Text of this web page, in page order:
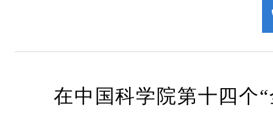
在中国科学院第十四个“